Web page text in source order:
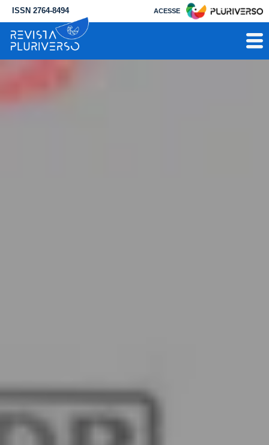
ISSN 2764-8494 ACESSE